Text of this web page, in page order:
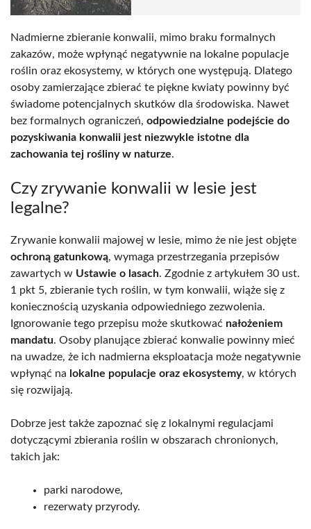
Nadmierne zbieranie konwalii, mimo braku formalnych
zakazów, może wpłynąć negatywnie na lokalne populacje
roślin oraz ekosystemy, w których one występują. Dlatego
osoby zamierzające zbierać te piękne kwiaty powinny być
świadome potencjalnych skutków dla środowiska. Nawet
bez formalnych ograniczeń, odpowiedzialne podejście do
pozyskiwania konwalii jest niezwykle istotne dla
zachowania tej rośliny w naturze.
Czy zrywanie konwalii w lesie jest
legalne?
Zrywanie konwalii majowej w lesie, mimo że nie jest objęte
ochroną gatunkową, wymaga przestrzegania przepisów
zawartych w Ustawie o lasach. Zgodnie z artykułem 30 ust.
1 pkt 5, zbieranie tych roślin, w tym konwalii, wiąże się z
koniecznością uzyskania odpowiedniego zezwolenia.
Ignorowanie tego przepisu może skutkować nałożeniem
mandatu. Osoby planujące zbierać konwalie powinny mieć
na uwadze, że ich nadmierna eksploatacja może negatywnie
wpłynąć na lokalne populacje oraz ekosystemy, w których
się rozwijają.
Dobrze jest także zapoznać się z lokalnymi regulacjami
dotyczącymi zbierania roślin w obszarach chronionych,
takich jak:
parki narodowe,
rezerwaty przyrody.